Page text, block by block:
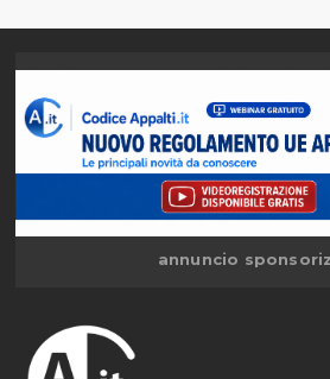
annuncio